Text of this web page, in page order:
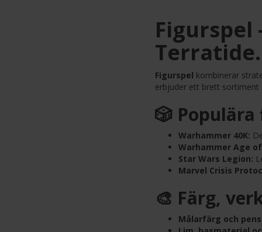
Figurspel
Figurspel kombinerar
erbjuder ett brett sortiment
🎲 Populära
Warhammer 40K:
Warhammer Age
Star Wars Legion:
Marvel Crisis
🎨 Färg,
Målarfärg och